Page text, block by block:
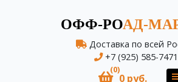
ОФФ-РОАД-
Доставка по всей
+7 (925) 585-7471
(0)
0 руб.